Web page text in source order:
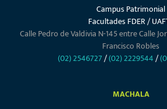
Campus Patrimonial
Facultades FDER /
Calle Pedro de Valdivia N-145 entre Calle
Francisco Robles
(02) 2546727/(02) 2229544/
MACHALA